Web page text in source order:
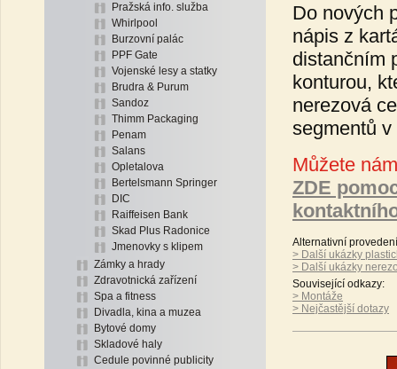
Pražská info. služba
Whirlpool
Burzovní palác
PPF Gate
Vojenské lesy a statky
Brudra & Purum
Sandoz
Thimm Packaging
Penam
Salans
Opletalova
Bertelsmann Springer
DIC
Raiffeisen Bank
Skad Plus Radonice
Jmenovky s klipem
Zámky a hrady
Zdravotnická zařízení
Spa a fitness
Divadla, kina a muzea
Bytové domy
Skladové haly
Cedule povinné publicity
Do nových
nápis z
distančním
konturou,
nerezová
segmentů
Můžete
ZDE
Alternativní
> Další ukázky
> Další ukázky
Související odkazy:
> Montáže
> Nejčastější dotazy